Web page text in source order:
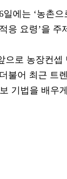
일에는 ‘농촌
응 요령’을
으로 농장컨
불어 최근 트
기법을 배우